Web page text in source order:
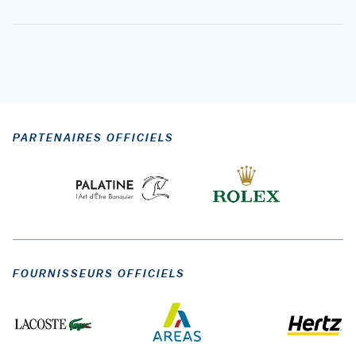
PARTENAIRES OFFICIELS
FOURNISSEURS OFFICIELS